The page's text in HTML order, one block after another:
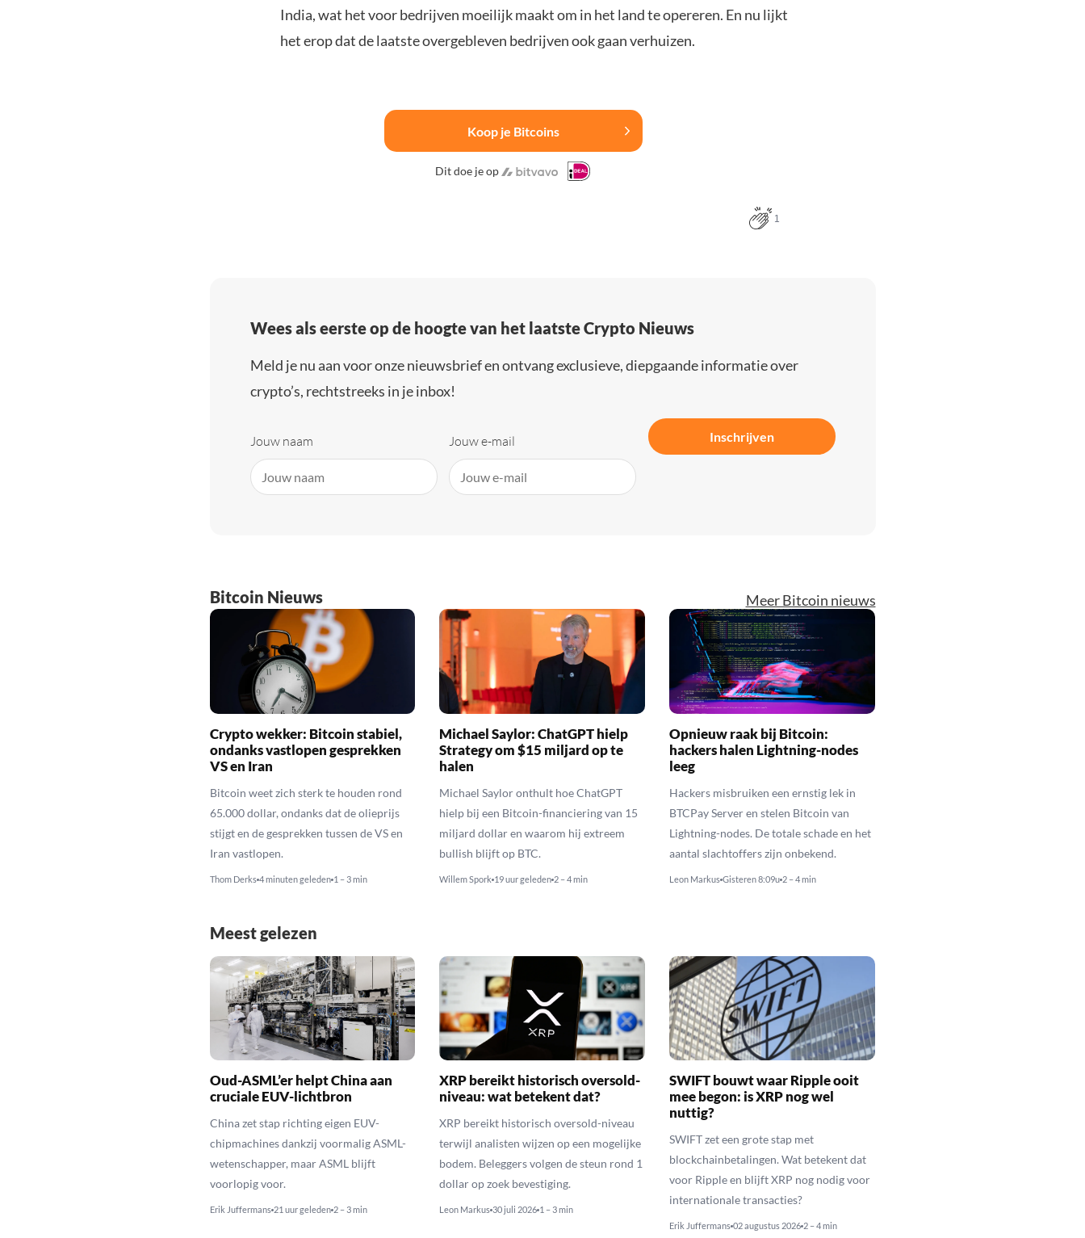
India, wat het voor bedrijven moeilijk maakt om in het land te opereren. En nu lijkt
het erop dat de laatste overgebleven bedrijven ook gaan verhuizen.
Koop je Bitcoins
Dit doe je op
1
Wees als eerste op de hoogte van het laatste Crypto Nieuws
Meld je nu aan voor onze nieuwsbrief en ontvang exclusieve, diepgaande informatie over
crypto’s, rechtstreeks in je inbox!
Jouw naam Jouw e-mail Inschrijven
Bitcoin Nieuws Meer Bitcoin nieuws
Crypto wekker: Bitcoin stabiel,
ondanks vastlopen gesprekken
VS en Iran
Bitcoin weet zich sterk te houden rond
65.000 dollar, ondanks dat de olieprijs
stijgt en de gesprekken tussen de VS en
Iran vastlopen.
Thom Derks 4 minuten geleden 1 – 3 min
Michael Saylor: ChatGPT hielp
Strategy om $15 miljard op te
halen
Michael Saylor onthult hoe ChatGPT
hielp bij een Bitcoin-financiering van 15
miljard dollar en waarom hij extreem
bullish blijft op BTC.
Willem Spork 19 uur geleden 2 – 4 min
Opnieuw raak bij Bitcoin:
hackers halen Lightning-nodes
leeg
Hackers misbruiken een ernstig lek in
BTCPay Server en stelen Bitcoin van
Lightning-nodes. De totale schade en het
aantal slachtoffers zijn onbekend.
Leon Markus Gisteren 8:09u 2 – 4 min
Meest gelezen
Oud-ASML’er helpt China aan
cruciale EUV-lichtbron
China zet stap richting eigen EUV-
chipmachines dankzij voormalig ASML-
wetenschapper, maar ASML blijft
voorlopig voor.
Erik Juffermans 21 uur geleden 2 – 3 min
XRP bereikt historisch oversold-
niveau: wat betekent dat?
XRP bereikt historisch oversold-niveau
terwijl analisten wijzen op een mogelijke
bodem. Beleggers volgen de steun rond 1
dollar op zoek bevestiging.
Leon Markus 30 juli 2026 1 – 3 min
SWIFT bouwt waar Ripple ooit
mee begon: is XRP nog wel
nuttig?
SWIFT zet een grote stap met
blockchainbetalingen. Wat betekent dat
voor Ripple en blijft XRP nog nodig voor
internationale transacties?
Erik Juffermans 02 augustus 2026 2 – 4 min